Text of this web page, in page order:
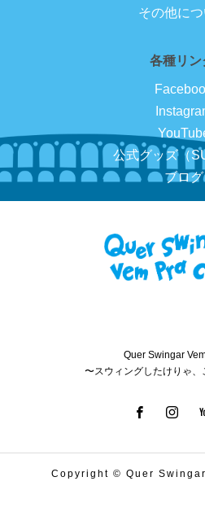
その他に
各種リン
公式グッズ（
ブログ
Quer Swingar
〜スウィングしたけりゃ
Copyright © Quer